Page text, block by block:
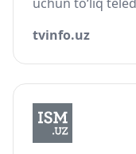
tvinfo.uz